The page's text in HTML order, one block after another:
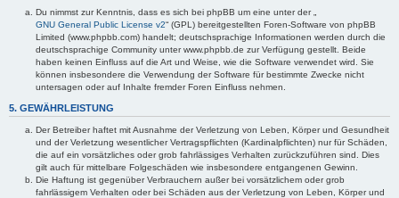
Du nimmst zur Kenntnis, dass es sich bei phpBB um eine unter der „
GNU General Public License v2“ (GPL) bereitgestellten Foren-Software von phpBB
Limited (www.phpbb.com) handelt; deutschsprachige Informationen werden durch die
deutschsprachige Community unter www.phpbb.de zur Verfügung gestellt. Beide
haben keinen Einfluss auf die Art und Weise, wie die Software verwendet wird. Sie
können insbesondere die Verwendung der Software für bestimmte Zwecke nicht
untersagen oder auf Inhalte fremder Foren Einfluss nehmen.
5. GEWÄHRLEISTUNG
Der Betreiber haftet mit Ausnahme der Verletzung von Leben, Körper und Gesundheit
und der Verletzung wesentlicher Vertragspflichten (Kardinalpflichten) nur für Schäden,
die auf ein vorsätzliches oder grob fahrlässiges Verhalten zurückzuführen sind. Dies
gilt auch für mittelbare Folgeschäden wie insbesondere entgangenen Gewinn.
Die Haftung ist gegenüber Verbrauchern außer bei vorsätzlichem oder grob
fahrlässigem Verhalten oder bei Schäden aus der Verletzung von Leben, Körper und